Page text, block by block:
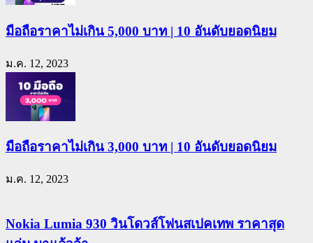
มือถือราคาไม่เกิน 5,000 บาท | 10 อันดับยอดนิยม
ม.ค. 12, 2023
มือถือราคาไม่เกิน 3,000 บาท | 10 อันดับยอดนิยม
ม.ค. 12, 2023
Nokia Lumia 930 วินโดวส์โฟนสเปคเทพ ราคาสุด